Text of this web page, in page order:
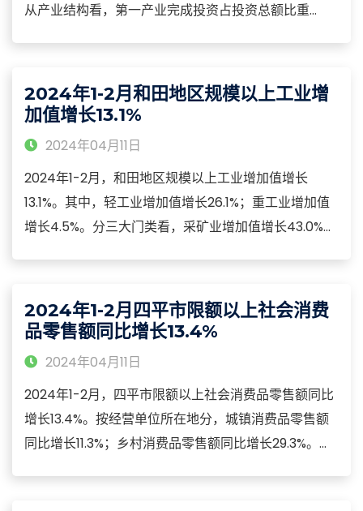
从产业结构看，第一产业完成投资占投资总额比重
况。2024年1-2月，商品房销售面积8716平方米，同比
增长69.7%。
2024年1-2月和田地区规模以上工业增
加值增长13.1%
2024年04月11日
2024年1-2月，和田地区规模以上工业增加值增长
13.1%。其中，轻工业增加值增长26.1%；重工业增加值
增长4.5%。分三大门类看，采矿业增加值增长43.0%；
选业增长4.3%；有色金属矿采选业增长62.0%；医药制
造业增长22.4%；燃气生产和供应业增长24.8%。
2024年1-2月四平市限额以上社会消费
品零售额同比增长13.4%
2024年04月11日
2024年1-2月，四平市限额以上社会消费品零售额同比
增长13.4%。按经营单位所在地分，城镇消费品零售额
同比增长11.3%；乡村消费品零售额同比增长29.3%。按